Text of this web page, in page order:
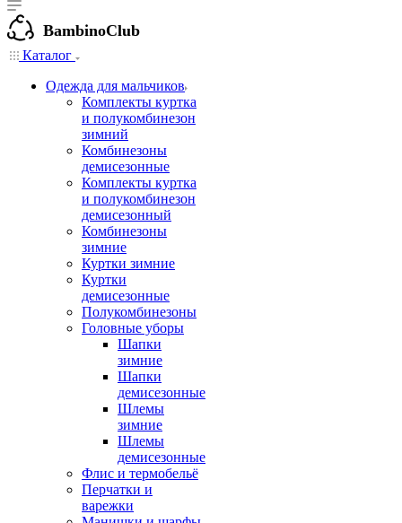
BambinoClub
Каталог
Одежда для мальчиков
Комплекты куртка
и полукомбинезон
зимний
Комбинезоны
демисезонные
Комплекты куртка
и полукомбинезон
демисезонный
Комбинезоны
зимние
Куртки зимние
Куртки
демисезонные
Полукомбинезоны
Головные уборы
Шапки
зимние
Шапки
демисезонные
Шлемы
зимние
Шлемы
демисезонные
Флис и термобельё
Перчатки и
варежки